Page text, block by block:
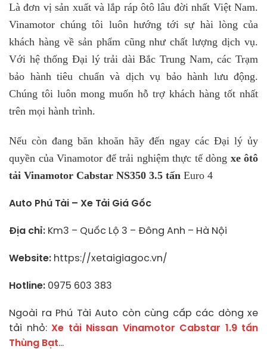
Là đơn vị sản xuất và lắp ráp ôtô lâu đời nhất Việt Nam.
Vinamotor chúng tôi luôn hướng tới sự hài lòng của
khách hàng về sản phẩm cũng như chất lượng dịch vụ.
Với hệ thống Đại lý trải dài Bắc Trung Nam, các Trạm
bảo hành tiêu chuẩn và dịch vụ bảo hành lưu động.
Chúng tôi luôn mong muốn hỗ trợ khách hàng tốt nhất
trên mọi hành trình.
Nếu còn đang băn khoăn hãy đến ngay các Đại lý ủy
quyền của Vinamotor để trải nghiệm thực tế dòng xe ôtô
tải Vinamotor Cabstar NS350 3.5 tấn Euro 4
Auto Phú Tài – Xe Tải Giá Gốc
Địa chỉ: Km3 – Quốc Lộ 3 – Đông Anh – Hà Nội
Website: https://xetaigiagoc.vn/
Hotline: 0975 603 383
Ngoài ra Phú Tài Auto còn cùng cấp các dòng xe
tải nhỏ: Xe tải Nissan Vinamotor Cabstar 1.9 tấn
Thùng Bạt…